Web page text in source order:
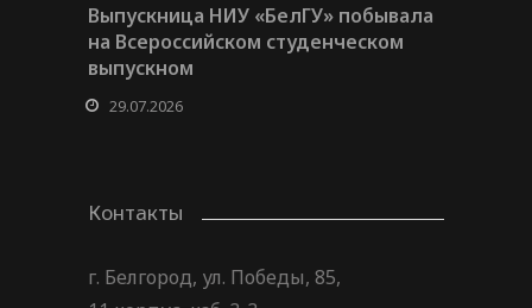
Выпускница НИУ «БелГУ» побывала
на Всероссийском студенческом
выпускном
29.07.2026
Контакты
г. Белгород, ул. Победы, 85,